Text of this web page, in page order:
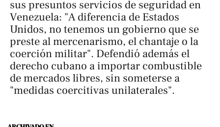
sus presuntos servicios de seguridad en
Venezuela: "A diferencia de Estados
Unidos, no tenemos un gobierno que se
preste al mercenarismo, el chantaje o la
coerción militar". Defendió además el
derecho cubano a importar combustible
de mercados libres, sin someterse a
"medidas coercitivas unilaterales".